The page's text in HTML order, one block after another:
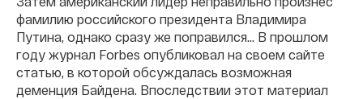
фамилию российского президента Владимира
Путина, однако сразу же поправился… В прошлом
году журнал Forbes опубликовал на своем сайте
статью, в которой обсуждалась возможная
деменция Байдена. Впоследствии этот материал